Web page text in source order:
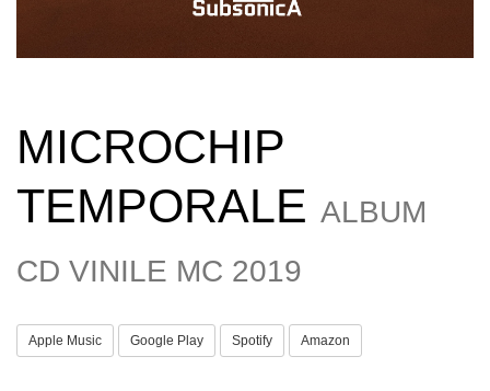
MICROCHIP
TEMPORALE ALBUM
CD VINILE MC 2019
Apple Music Google Play Spotify Amazon